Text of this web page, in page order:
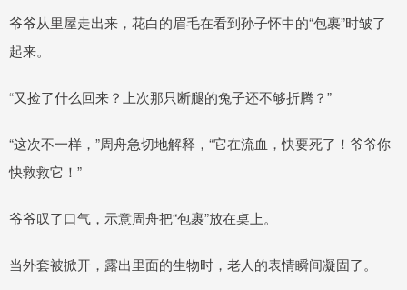
爷爷从里屋走出来，花白的眉毛在看到孙子怀中的“包裹”时皱了
起来。
“又捡了什么回来？上次那只断腿的兔子还不够折腾？”
“这次不一样，”周舟急切地解释，“它在流血，快要死了！爷爷你
快救救它！”
爷爷叹了口气，示意周舟把“包裹”放在桌上。
当外套被掀开，露出里面的生物时，老人的表情瞬间凝固了。